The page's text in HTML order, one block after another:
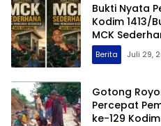
Bukti Nyata
Kodim 1413/
MCK
Kampung
Berita Juli 29,
Gotong
Percepat
ke-129